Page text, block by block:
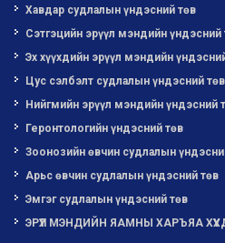
Хавдар судлалын үндэсний төв
Сэтгэцийн эрүүл мэндийн үндэсний
Эх хүүхдийн эрүүл мэндийн
Цус сэлбэлт судлалын үндэсний төв
Нийгмийн эрүүл мэндийн үндэсний
Геронтологийн үндэсний төв
Зоонозийн өвчин судлалын
Арьс өвчин судлалын үндэсний төв
Эмгэг судлалын үндэсний төв
ЭРҮҮЛ МЭНДИЙН ЯАМНЫ ХАРЪЯА